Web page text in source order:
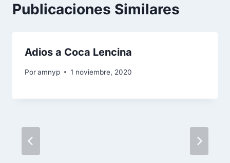
Publicaciones Similares
Adios a Coca Lencina
Poramnyp 1 noviembre, 2020